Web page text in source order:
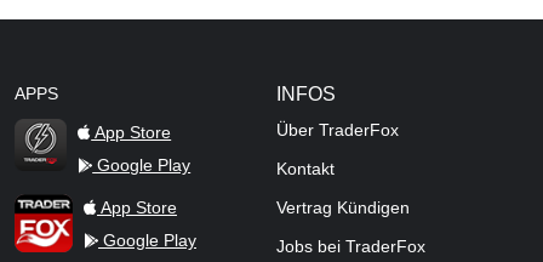
APPS
TraderFox Flash
App Store
Google Play
TraderFox AppApp Store
Google Play
INFOS
Über TraderFox
Kontakt
Vertrag Kündigen
Jobs bei TraderFox